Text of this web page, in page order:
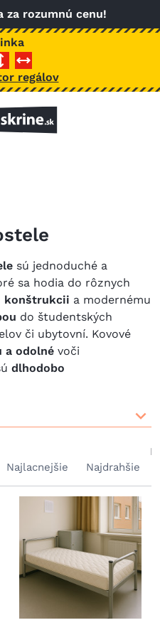
za rozumnú cenu!
regálov
sú jednoduché a
sa hodia do rôznych
konštrukcii a modernému
do študentských
či ubytovní. Kovové
a odolné voči
dlhodobo
Najlacnejšie Najdrahšie